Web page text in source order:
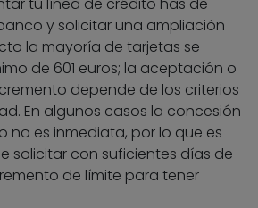
y solicitar una ampliación
la mayoría de tarjetas se
de 601 euros; la aceptación o
depende de los criterios
En algunos casos la concesión
no es inmediata, por lo que es
solicitar con suficientes días de
de límite para tener